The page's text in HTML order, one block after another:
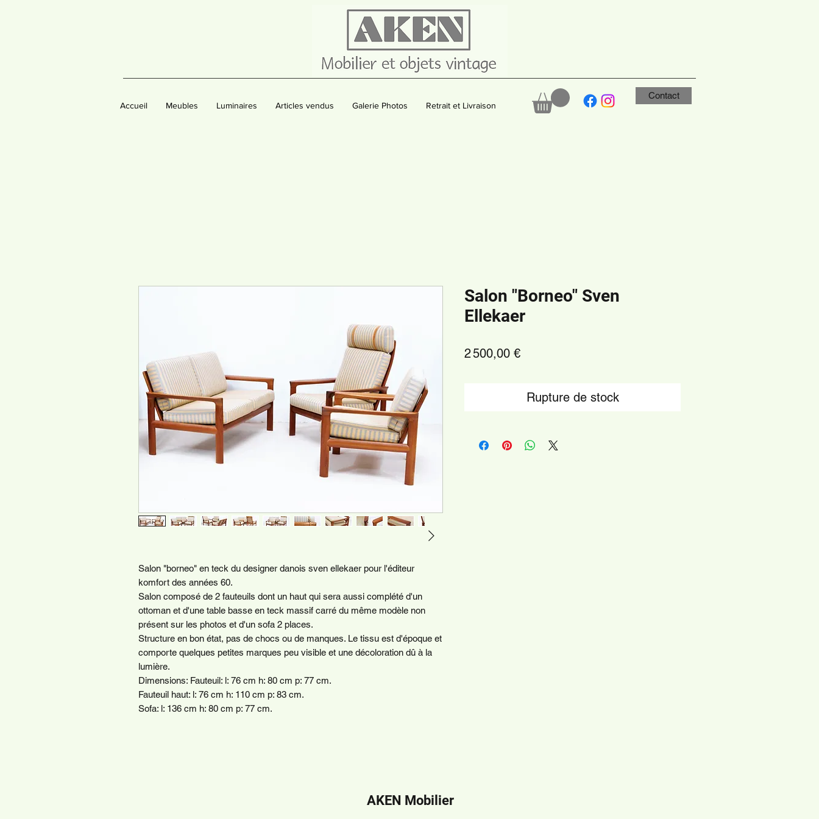
Accueil Meubles Luminaires Articles vendus Galerie Photos Retrait et Livraison
Contact
Salon "borneo" en teck du designer danois sven ellekaer pour l'éditeur
komfort des années 60.
Salon composé de 2 fauteuils dont un haut qui sera aussi complété d'un
ottoman et d'une table basse en teck massif carré du même modèle non
présent sur les photos et d'un sofa 2 places.
Structure en bon état, pas de chocs ou de manques. Le tissu est d'époque et
comporte quelques petites marques peu visible et une décoloration dû à la
lumière.
Dimensions: Fauteuil: l: 76 cm h: 80 cm p: 77 cm.
Fauteuil haut: l: 76 cm h: 110 cm p: 83 cm.
Sofa: l: 136 cm h: 80 cm p: 77 cm.
Salon "Borneo" Sven
Ellekaer
2 500,00 €Prix
Rupture de stock
AKEN Mobilier